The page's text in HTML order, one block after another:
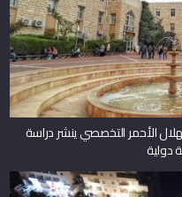
الأحمر التخصصي ينشر دراسة
دولية